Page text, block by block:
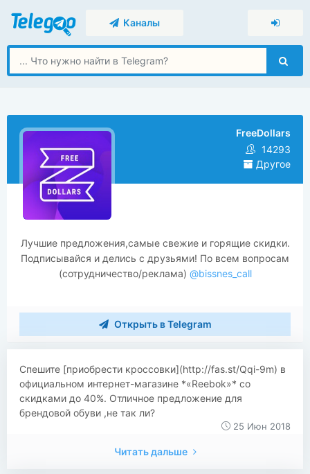
Каналы
FreeDollars
14293
Другое
Лучшие предложения,самые свежие и горящие скидки.
Подписывайся и делись с друзьями! По всем вопросам
(сотрудничество/реклама) @bissnes_call
Открыть в Telegram
Спешите [приобрести кроссовки](http://fas.st/Qqi-9m) в
официальном интернет-магазине *«Reebok»* со
скидками до 40%. Отличное предложение для
брендовой обуви ,не так ли?
25 Июн 2018
Читать дальше